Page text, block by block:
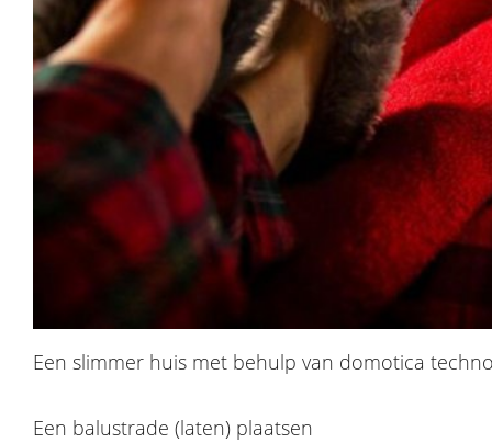
Een slimmer huis met behulp van domotica
Een balustrade (laten) plaatsen